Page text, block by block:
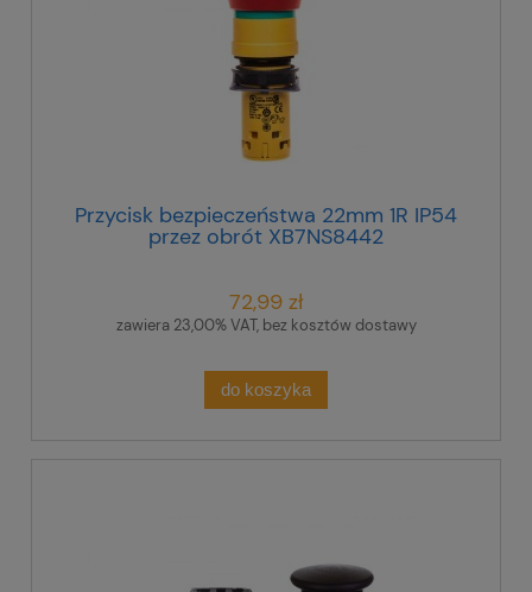
Przycisk bezpieczeństwa 22mm 1R IP54
przez obrót XB7NS8442
72,99 zł
zawiera 23,00% VAT, bez kosztów dostawy
do koszyka